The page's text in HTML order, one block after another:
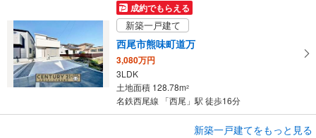
成約でもらえる
新築一戸建て
西尾市熊味町道万
3,080万円
3LDK
土地面積 128.78m2
名鉄西尾線 「西尾」駅 徒歩16分
新築一戸建てをもっと見る